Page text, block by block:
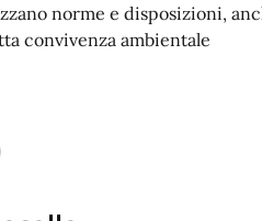
norme e disposizioni,
convivenza ambientale